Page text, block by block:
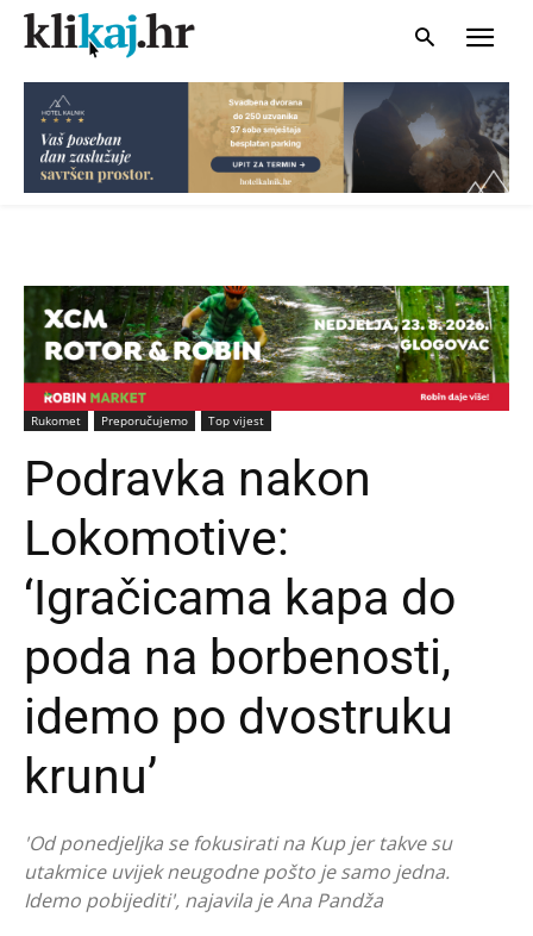
Rukomet Preporučujemo Top vijest
Podravka nakon
Lokomotive:
‘Igračicama kapa do
poda na borbenosti,
idemo po dvostruku
krunu’
'Od ponedjeljka se fokusirati na Kup jer takve su
utakmice uvijek neugodne pošto je samo jedna.
Idemo pobijediti', najavila je Ana Pandža